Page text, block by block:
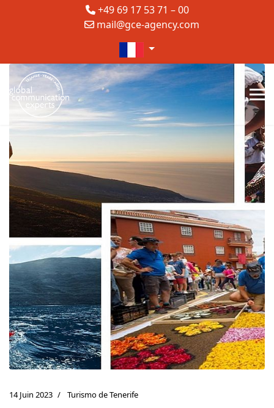
+49 69 17 53 71 – 00
mail@gce-agency.com
Sélectionnez votre langue
14 Juin 2023 Turismo de Tenerife